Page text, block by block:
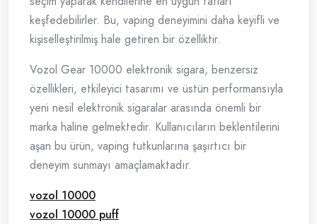
keşfedebilirler. Bu, vaping deneyimini daha keyifli ve
kişiselleştirilmiş hale getiren bir özelliktir.
Vozol Gear 10000 elektronik sigara, benzersiz
özellikleri, etkileyici tasarımı ve üstün performansıyla
yeni nesil elektronik sigaralar arasında önemli bir
marka haline gelmektedir. Kullanıcıların beklentilerini
aşan bu ürün, vaping tutkunlarına şaşırtıcı bir
deneyim sunmayı amaçlamaktadır.
vozol 10000
vozol 10000 puff